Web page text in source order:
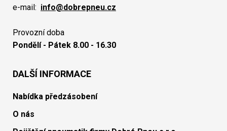
e-mail: info@dobrepneu.cz
Provozní doba
Pondělí - Pátek 8.00 - 16.30
DALŠÍ INFORMACE
Nabídka předzásobení
O nás